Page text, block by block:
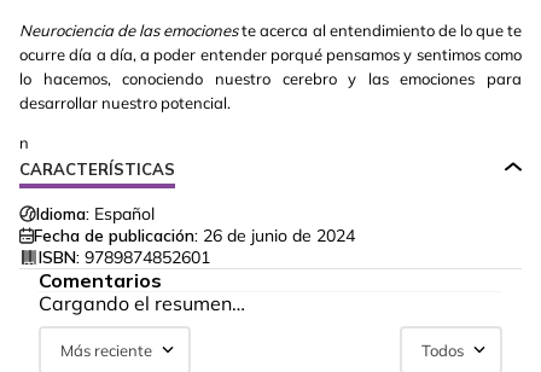
Neurociencia de las emocioneste acerca al entendimiento de lo que te
ocurre día a día, a poder entender porqué pensamos y sentimos como
lo hacemos, conociendo nuestro cerebro y las emociones para
desarrollar nuestro potencial.
n
CARACTERÍSTICAS
Idioma: Español
Fecha de publicación: 26 de junio de 2024
ISBN: 9789874852601
Comentarios
Cargando el resumen…
Más reciente Todos